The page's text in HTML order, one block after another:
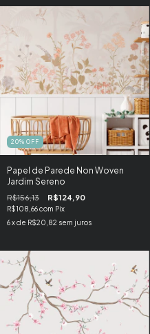
20% OFF
Papel de Parede Non Woven
Jardim Sereno
R$156,13 R$124,90
R$108,66com Pix
6x de R$20,82 sem juros